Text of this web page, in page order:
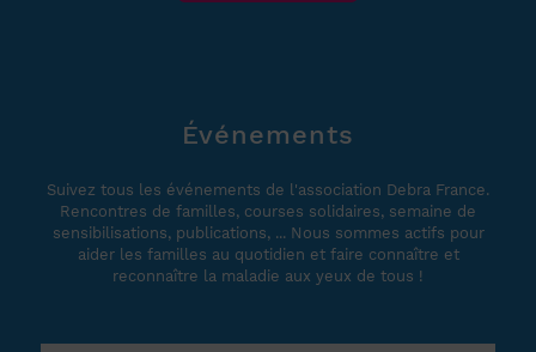
Événements
Suivez tous les événements de l'association Debra France.
Rencontres de familles, courses solidaires, semaine de
sensibilisations, publications, ... Nous sommes actifs pour
aider les familles au quotidien et faire connaître et
reconnaître la maladie aux yeux de tous !